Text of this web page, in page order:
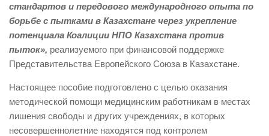
стандартов и передового международного опыта по
борьбе с пытками в Казахстане через укрепление
потенциала Коалиции НПО Казахстана против
пыток», реализуемого при финансовой поддержке
Представительства Европейского Союза в Казахстане.
Настоящее пособие подготовлено с целью оказания
методической помощи медицинским работникам в местах
лишения свободы и других учреждениях, в которых
несовершеннолетние находятся под контролем